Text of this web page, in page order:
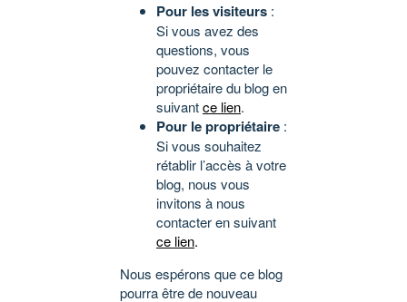
Pour les visiteurs :
Si vous avez des
questions, vous
pouvez contacter le
propriétaire du blog en
suivantce lien.
Pour le propriétaire :
Si vous souhaitez
rétablir l’accès à votre
blog, nous vous
invitons à nous
contacter en suivant
ce lien.
Nous espérons que ce blog
pourra être de nouveau